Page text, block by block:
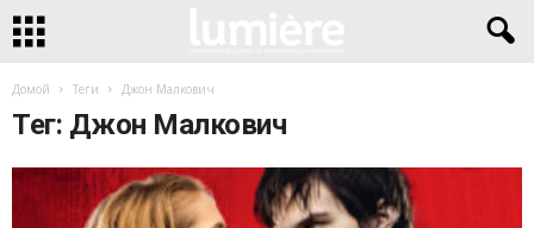
Домой Теги Джон Малкович
Тег: Джон Малкович